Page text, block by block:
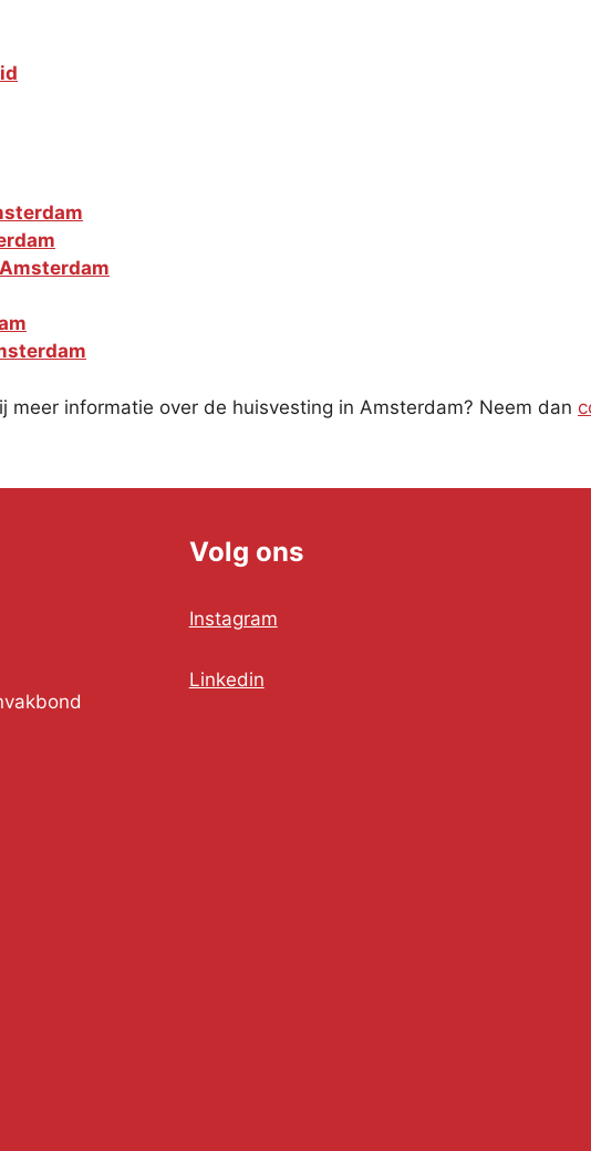
meer informatie over de huisvesting in Amsterdam? Neem dan
Volg ons
Instagram
Linkedin